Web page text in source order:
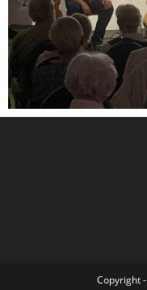
Copyright